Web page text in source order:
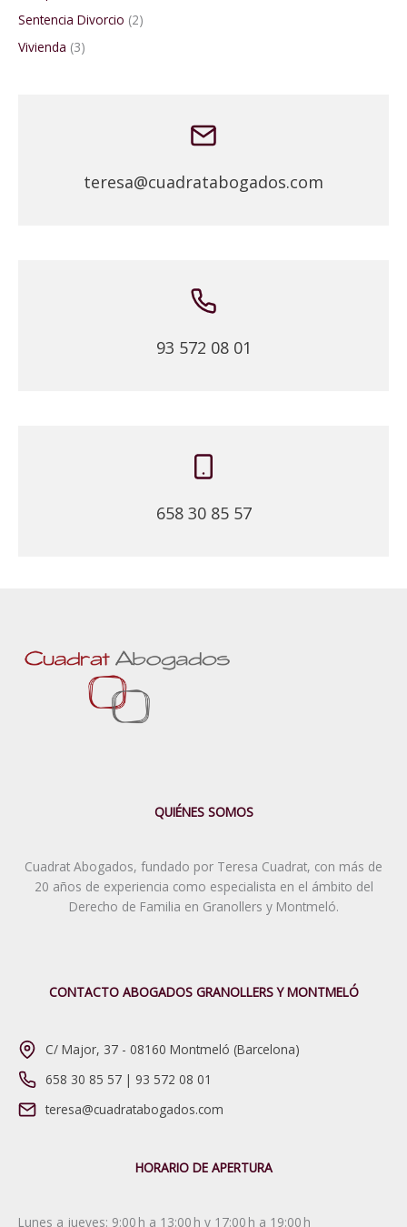
Sentencia Divorcio (2)
Vivienda (3)
teresa@cuadratabogados.com
93 572 08 01
658 30 85 57
QUIÉNES SOMOS
Cuadrat Abogados, fundado por Teresa Cuadrat, con más de
20 años de experiencia como especialista en el ámbito del
Derecho de Familia en Granollers y Montmeló.
CONTACTO ABOGADOS GRANOLLERS Y MONTMELÓ
C/ Major, 37 - 08160 Montmeló (Barcelona)
658 30 85 57 | 93 572 08 01
teresa@cuadratabogados.com
HORARIO DE APERTURA
Lunes a jueves: 9:00 h a 13:00 h y 17:00 h a 19:00 h